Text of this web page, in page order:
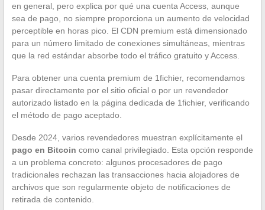
en general, pero explica por qué una cuenta Access, aunque
sea de pago, no siempre proporciona un aumento de velocidad
perceptible en horas pico. El CDN premium está dimensionado
para un número limitado de conexiones simultáneas, mientras
que la red estándar absorbe todo el tráfico gratuito y Access.
Para obtener una cuenta premium de 1fichier, recomendamos
pasar directamente por el sitio oficial o por un revendedor
autorizado listado en la página dedicada de 1fichier, verificando
el método de pago aceptado.
Desde 2024, varios revendedores muestran explícitamente el
pago en Bitcoin como canal privilegiado. Esta opción responde
a un problema concreto: algunos procesadores de pago
tradicionales rechazan las transacciones hacia alojadores de
archivos que son regularmente objeto de notificaciones de
retirada de contenido.